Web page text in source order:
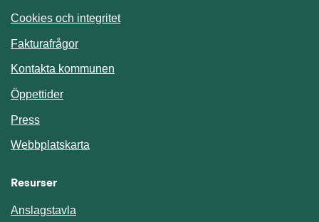
Cookies och integritet
Fakturafrågor
Kontakta kommunen
Öppettider
Press
Webbplatskarta
Resurser
Anslagstavla